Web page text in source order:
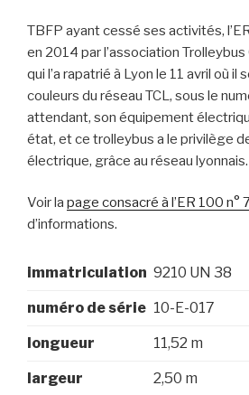
TBFP ayant cessé ses activités,
en 2014 par l’association Trolleybus
qui l’a rapatrié à Lyon le 11 avril où il
couleurs du réseau TCL, sous le
attendant, son équipement
état, et ce trolleybus a le privilège
électrique, grâce au réseau lyonnais.
Voir la page consacré à l’ER 100 n°
d’informations.
immatriculation 9210 UN 38
numéro de série 10-E-017
longueur 11,52 m
largeur 2,50 m